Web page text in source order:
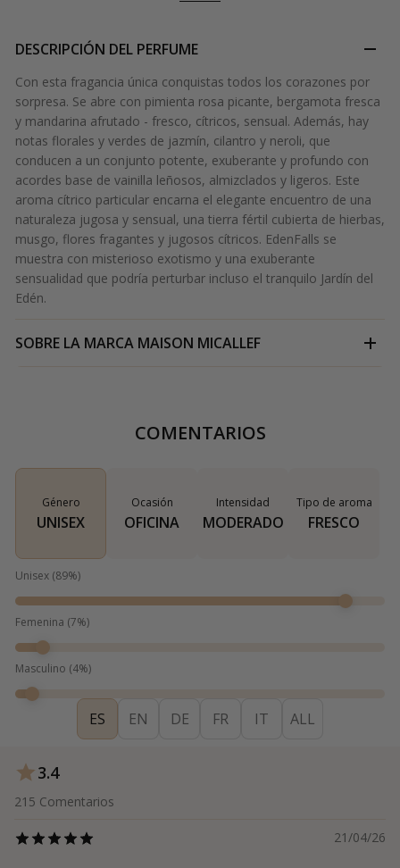
DESCRIPCIÓN DEL PERFUME
Con esta fragancia única conquistas todos los corazones por
sorpresa. Se abre con pimienta rosa picante, bergamota fresca
y mandarina afrutado - fresco, cítricos, sensual. Además, hay
notas florales y verdes de jazmín, cilantro y neroli, que
conducen a un conjunto potente, exuberante y profundo con
acordes base de vainilla leñosos, almizclados y ligeros. Este
aroma cítrico particular encarna el elegante encuentro de una
naturaleza jugosa y sensual, una tierra fértil cubierta de hierbas,
musgo, flores fragantes y jugosos cítricos. EdenFalls se
muestra con misterioso exotismo y una exuberante
sensualidad que podría perturbar incluso el tranquilo Jardín del
Edén.
SOBRE LA MARCA MAISON MICALLEF
COMENTARIOS
Género
UNISEX
Ocasión
OFICINA
Intensidad
MODERADO
Tipo de aroma
FRESCO
Unisex (89%)
Femenina (7%)
Masculino (4%)
ES EN DE FR IT ALL
3.4
215 Comentarios
21/04/26